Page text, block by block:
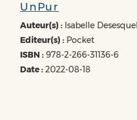
UnPur
Auteur(s) : Isabelle
Editeur(s) : Pocket
ISBN : 978-2-266-31136-6
Date : 2022-08-18